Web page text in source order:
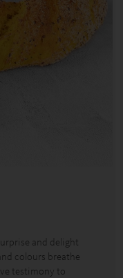
and delight
colours breathe
testimony to